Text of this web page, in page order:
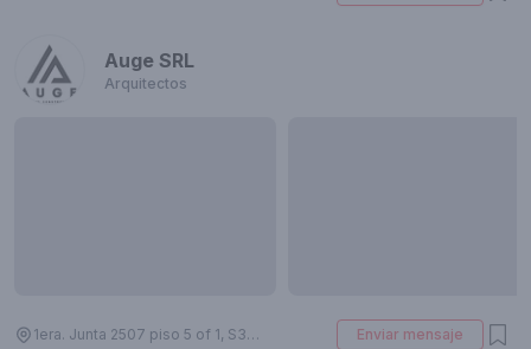
Auge SRL
Arquitectos
1era. Junta 2507 piso 5 of 1, S3000 Santa Fe de la Vera Cruz, Santa Fe, Argentina Enviar mensaje